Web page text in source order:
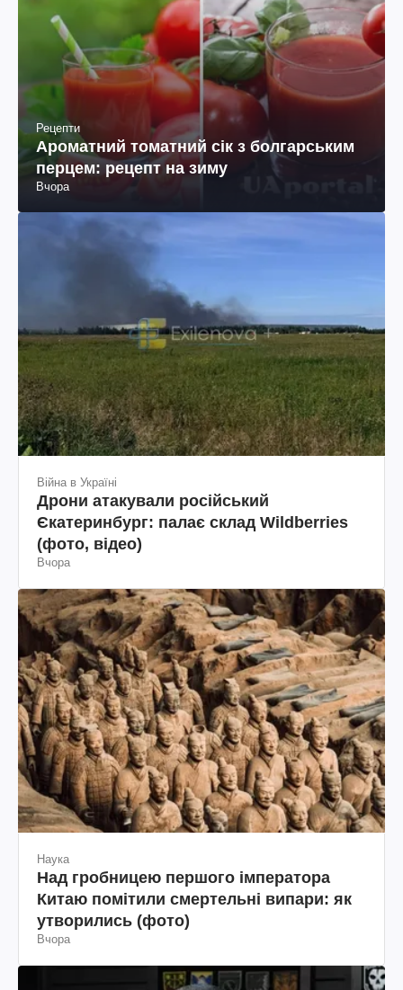
Рецепти
Ароматний томатний сік з болгарським
перцем: рецепт на зиму
Вчора
Війна в Україні
Дрони атакували російський
Єкатеринбург: палає склад Wildberries
(фото, відео)
Вчора
Наука
Над гробницею першого імператора
Китаю помітили смертельні випари: як
утворились (фото)
Вчора